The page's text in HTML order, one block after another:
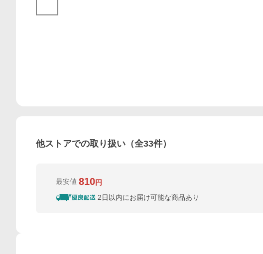
他ストアでの取り扱い（全33件）
最安値 810円
2日以内にお届け可能な商品あり